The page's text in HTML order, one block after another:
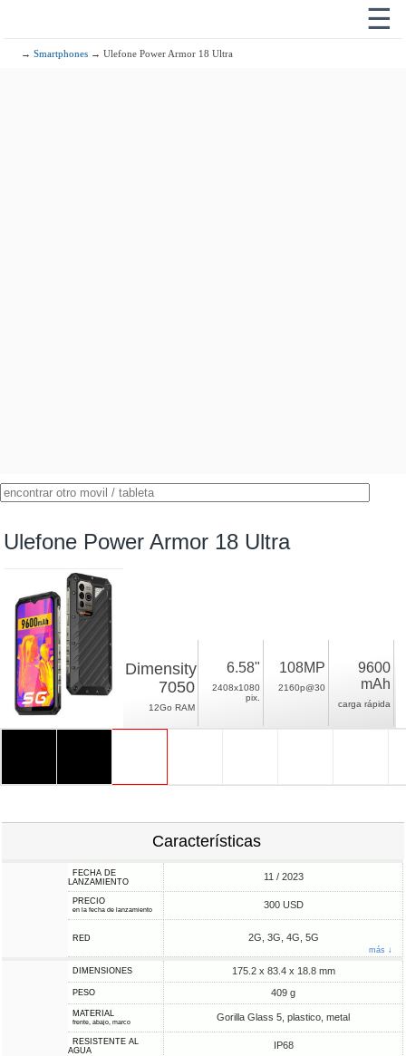
☰
→Smartphones → Ulefone Power Armor 18 Ultra
Ulefone Power Armor 18 Ultra
Dimensity
7050
12Go RAM
6.58"
2408x1080
pix.
108MP
2160p@30
9600
mAh
carga rápida
Características
FECHA DE
LANZAMIENTO
11 / 2023
PRECIO
en la fecha de lanzamiento 300 USD
RED 2G, 3G, 4G, 5G
más ↓
DIMENSIONES 175.2 x 83.4 x 18.8 mm
PESO 409 g
MATERIAL
frente, abajo, marco Gorilla Glass 5, plastico, metal
RESISTENTE AL
AGUA
IP68